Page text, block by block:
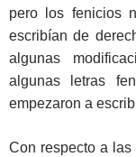
pero los fenicios
escribían de
algunas
algunas letras
empezaron a
Con respecto a